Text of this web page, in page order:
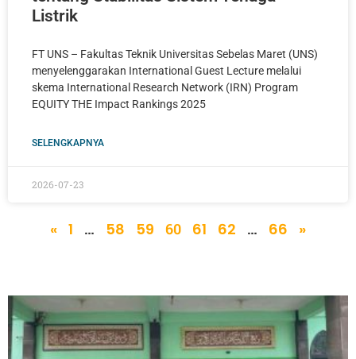
Listrik
FT UNS – Fakultas Teknik Universitas Sebelas Maret (UNS)
menyelenggarakan International Guest Lecture melalui
skema International Research Network (IRN) Program
EQUITY THE Impact Rankings 2025
SELENGKAPNYA
2026-07-23
« 1 … 58 59 60 61 62 … 66 »